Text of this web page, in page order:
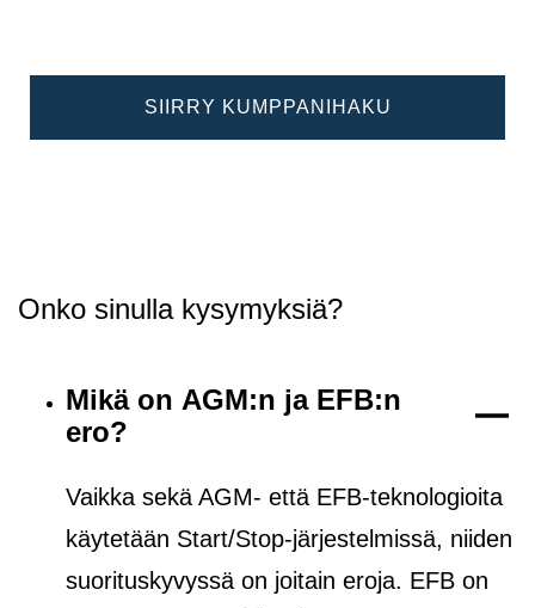
SIIRRY KUMPPANIHAKU
Onko sinulla kysymyksiä?
Mikä on AGM:n ja EFB:n
ero?
Vaikka sekä AGM- että EFB-teknologioita
käytetään Start/Stop-järjestelmissä, niiden
suorituskyvyssä on joitain eroja. EFB on